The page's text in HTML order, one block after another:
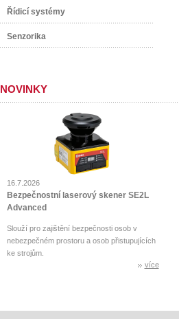
Řídicí systémy
Senzorika
NOVINKY
16.7.2026
Bezpečnostní laserový skener SE2L
Advanced
Slouží pro zajištění bezpečnosti osob v
nebezpečném prostoru a osob přistupujících
ke strojům.
více